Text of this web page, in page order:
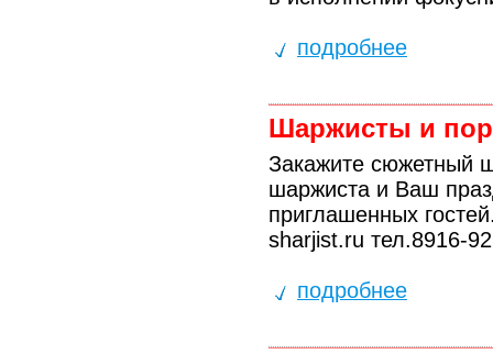
подробнее
Шаржисты и
Закажите сюжетный
шаржиста и Ваш
приглашенных
sharjist.ru тел.8916-
подробнее